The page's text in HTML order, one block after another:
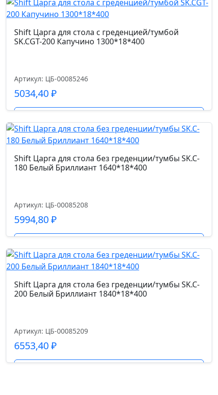
Shift Царга для стола с греденцией/тумбой
SK.CGT-200 Капучино 1300*18*400
Артикул: ЦБ-00085246
5034,40₽
Shift Царга для стола без греденции/тумбы SK.C-
180 Белый Бриллиант 1640*18*400
Артикул: ЦБ-00085208
5994,80₽
Shift Царга для стола без греденции/тумбы SK.C-
200 Белый Бриллиант 1840*18*400
Артикул: ЦБ-00085209
6553,40₽